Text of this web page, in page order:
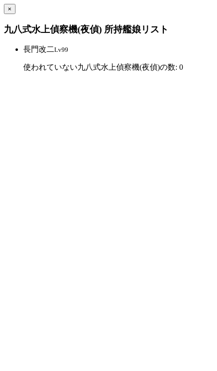
×
九八式水上偵察機(夜偵) 所持艦娘リスト
長門改二Lv99
使われていない九八式水上偵察機(夜偵)の数: 0